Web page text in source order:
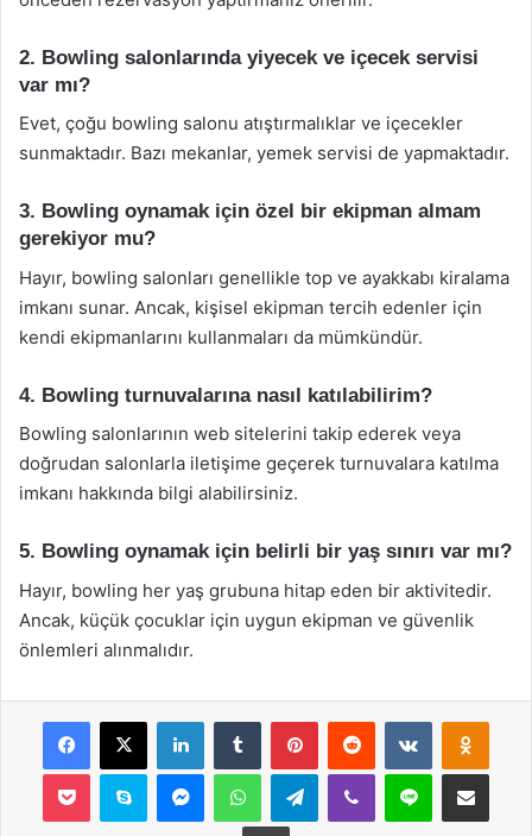
2. Bowling salonlarında yiyecek ve içecek servisi
var mı?
Evet, çoğu bowling salonu atıştırmalıklar ve içecekler
sunmaktadır. Bazı mekanlar, yemek servisi de yapmaktadır.
3. Bowling oynamak için özel bir ekipman almam
gerekiyor mu?
Hayır, bowling salonları genellikle top ve ayakkabı kiralama
imkanı sunar. Ancak, kişisel ekipman tercih edenler için
kendi ekipmanlarını kullanmaları da mümkündür.
4. Bowling turnuvalarına nasıl katılabilirim?
Bowling salonlarının web sitelerini takip ederek veya
doğrudan salonlarla iletişime geçerek turnuvalara katılma
imkanı hakkında bilgi alabilirsiniz.
5. Bowling oynamak için belirli bir yaş sınırı var mı?
Hayır, bowling her yaş grubuna hitap eden bir aktivitedir.
Ancak, küçük çocuklar için uygun ekipman ve güvenlik
önlemleri alınmalıdır.
Facebook
X LinkedInTumblr PinterestReddit VKontakte
Pocket Skype MessengerWhatsAppTelegramViber Line E-Posta ile
Yazdır